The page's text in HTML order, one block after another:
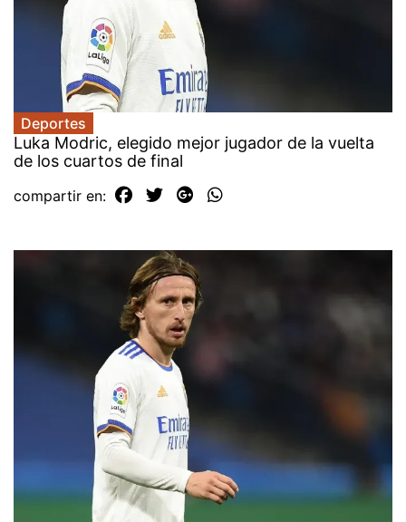
Deportes
Luka Modric, elegido mejor jugador de la vuelta
de los cuartos de final
compartir en: